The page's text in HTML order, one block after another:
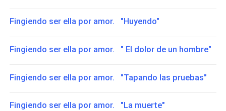
Fingiendo ser ella por amor. "Huyendo"
Fingiendo ser ella por amor. " El dolor de un hombre"
Fingiendo ser ella por amor. "Tapando las pruebas"
Fingiendo ser ella por amor. "La muerte"